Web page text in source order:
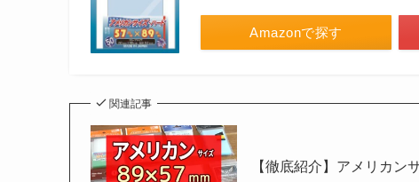
Amazonで探す
関連記事
【徹底紹介】アメリカン